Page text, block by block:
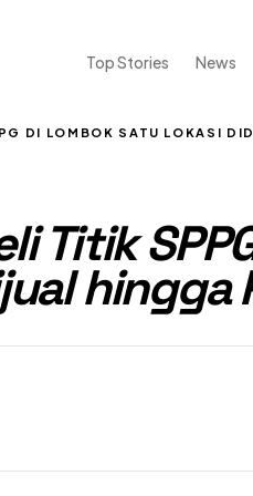
Top Stories News
DI LOMBOK SATU LOKASI
Titik
hingga